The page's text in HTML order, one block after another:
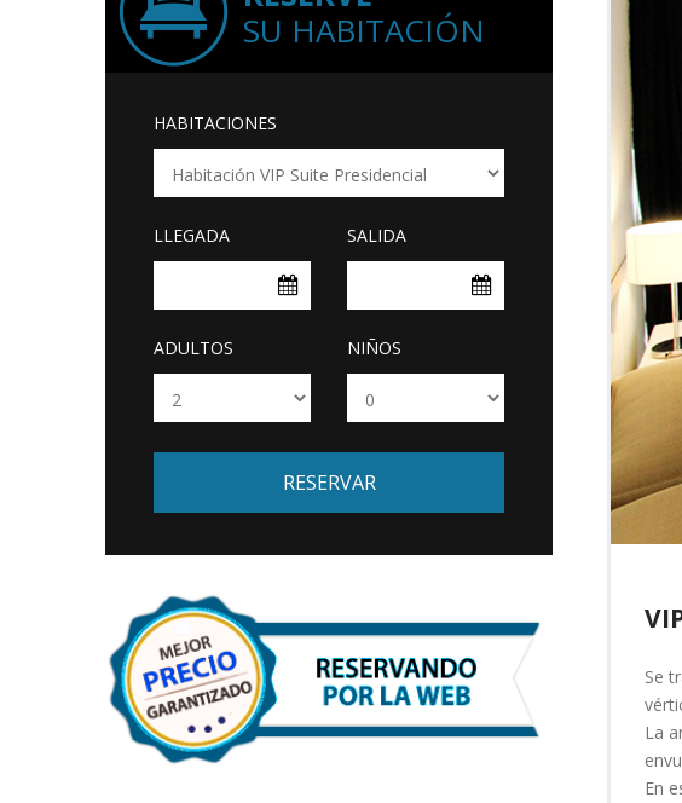
SU HABITACIÓN
HABITACIONES
LLEGADA SALIDA
ADULTOS NIÑOS
RESERVAR
Se
La
En